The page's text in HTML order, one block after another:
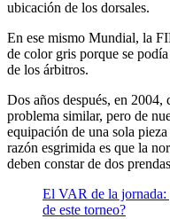
ubicación de los dorsales.
En ese mismo Mundial, la
de color gris porque se
de los árbitros.
Dos años después, en
problema similar, pero de
equipación de una sola
razón esgrimida es que la
deben constar de dos
El VAR de la jornada:
de este torneo?